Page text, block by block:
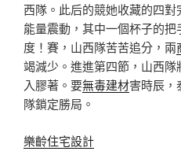
西隊。此后的競她收藏的四
能量震動，其中一個杯子的
度！賽，山西隊苦苦追分，兩
竭減少。進進第四節，山西
入膠著。要無毒建材害時辰，
隊鎖定勝局。
樂齡住宅設計